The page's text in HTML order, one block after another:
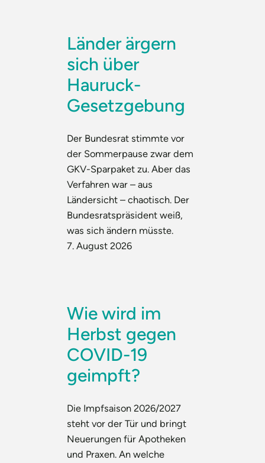
Länder ärgern
sich über
Hauruck-
Gesetzgebung
Der Bundesrat stimmte vor
der Sommerpause zwar dem
GKV-Sparpaket zu. Aber das
Verfahren war – aus
Ländersicht – chaotisch. Der
Bundesratspräsident weiß,
was sich ändern müsste.
7. August 2026
Wie wird im
Herbst gegen
COVID-19
geimpft?
Die Impfsaison 2026/2027
steht vor der Tür und bringt
Neuerungen für Apotheken
und Praxen. An welche